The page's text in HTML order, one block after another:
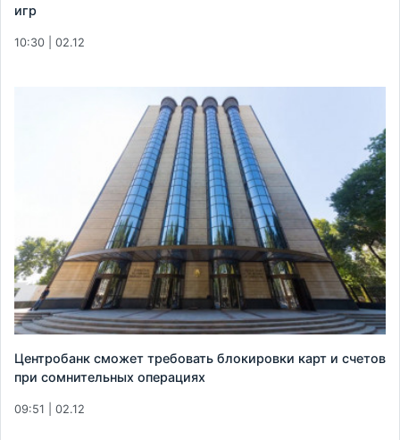
игр
10:30 | 02.12
Центробанк сможет требовать блокировки карт и счетов
при сомнительных операциях
09:51 | 02.12